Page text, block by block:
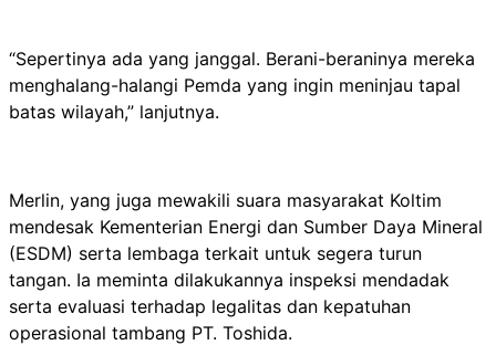
“Sepertinya ada yang janggal. Berani-beraninya mereka
menghalang-halangi Pemda yang ingin meninjau tapal
batas wilayah,” lanjutnya.
Merlin, yang juga mewakili suara masyarakat Koltim
mendesak Kementerian Energi dan Sumber Daya Mineral
(ESDM) serta lembaga terkait untuk segera turun
tangan. Ia meminta dilakukannya inspeksi mendadak
serta evaluasi terhadap legalitas dan kepatuhan
operasional tambang PT. Toshida.